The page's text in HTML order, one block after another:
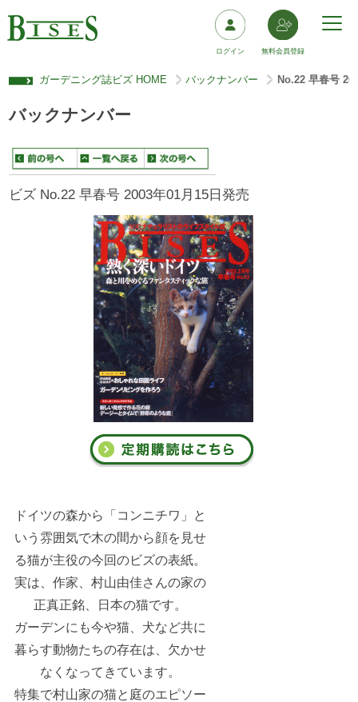
ログイン 無料会員登録
ガーデニング誌ビズ HOME > バックナンバー > No.22 早春号
バックナンバー
ビズ No.22 早春号 2003年01月15日発売
ドイツの森から「コンニチワ」と
いう雰囲気で木の間から顔を見せ
る猫が主役の今回のビズの表紙。
実は、作家、村山由佳さんの家の
正真正銘、日本の猫です。
ガーデンにも今や猫、犬など共に
暮らす動物たちの存在は、欠かせ
なくなってきています。
特集で村山家の猫と庭のエピソー